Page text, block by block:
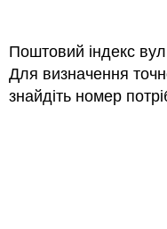
Поштовий індекс
Для визначення
знайдіть номер